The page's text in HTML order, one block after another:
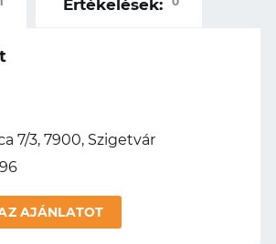
Értékelések:
7/3, 7900, Szigetvár
AJÁNLATOT